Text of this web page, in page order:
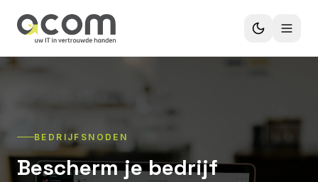
BEDRIJFSNODEN
Bescherm je bedrijf